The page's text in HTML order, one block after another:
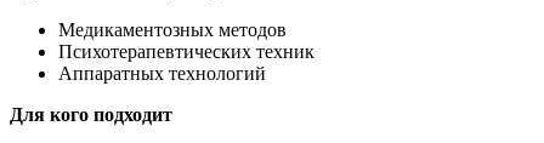
Медикаментозных методов
Психотерапевтических техник
Аппаратных технологий
Для кого подходит